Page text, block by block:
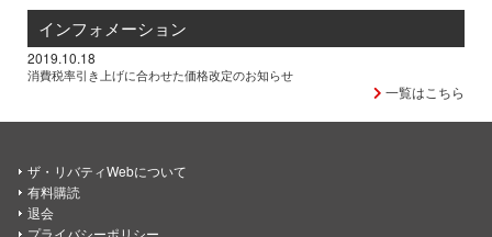
インフォメーション
2019.10.18
消費税率引き上げに合わせた価格改定のお知らせ
一覧はこちら
ザ・リバティWebについて
有料購読
退会
プライバシーポリシー